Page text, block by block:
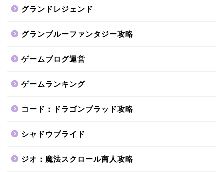
グランドレジェンド
グランブルーファンタジー攻略
ゲームブログ運営
ゲームランキング
コード：ドラゴンブラッド攻略
シャドウブライド
ジオ：魔法スクロール商人攻略